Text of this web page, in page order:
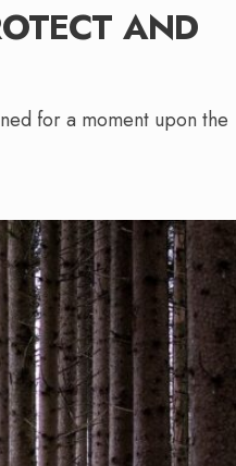
AND
for a moment upon the